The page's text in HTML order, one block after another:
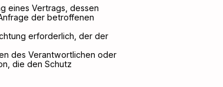
eines Vertrags, dessen
der betroffenen
erforderlich, der der
des Verantwortlichen oder
die den Schutz